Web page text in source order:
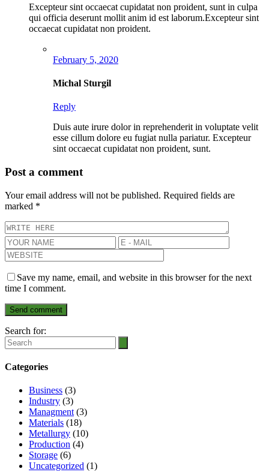
Excepteur sint occaecat cupidatat non proident, sunt in culpa
qui officia deserunt mollit anim id est laborum.Excepteur sint
occaecat cupidatat non proident.
February 5, 2020
Michal Sturgil
Reply
Duis aute irure dolor in reprehenderit in voluptate velit
esse cillum dolore eu fugiat nulla pariatur. Excepteur
sint occaecat cupidatat non proident, sunt.
Post a comment
Your email address will not be published. Required fields are
marked *
Save my name, email, and website in this browser for the next
time I comment.
Search for:
Categories
Business (3)
Industry (3)
Managment (3)
Materials (18)
Metallurgy (10)
Production (4)
Storage (6)
Uncategorized (1)